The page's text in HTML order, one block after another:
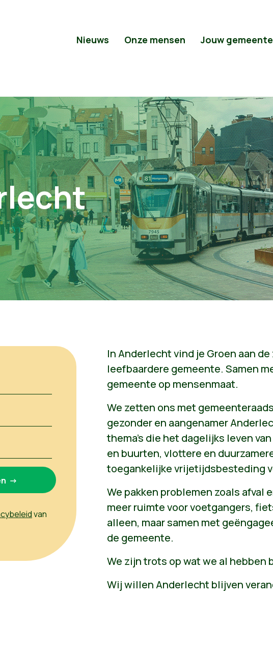
Nieuws Onze mensen Jouw gemeente
van
In Anderlecht vind je Groen aan
leefbaardere gemeente. Samen
gemeente op mensenmaat.
We zetten ons met
gezonder en aangenamer
thema’s die het dagelijks leven
en buurten, vlottere en
toegankelijke vrijetijdsbesteding
We pakken problemen zoals afval
meer ruimte voor voetgangers,
alleen, maar samen met
de gemeente.
We zijn trots op wat we al hebben
Wij willen Anderlecht blijven